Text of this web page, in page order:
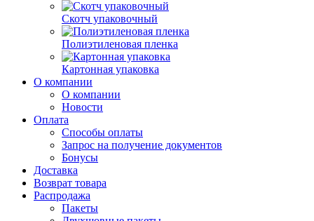
Скотч упаковочный
Полиэтиленовая пленка
Картонная упаковка
О компании
О компании
Новости
Оплата
Способы оплаты
Запрос на получение документов
Бонусы
Доставка
Возврат товара
Распродажа
Пакеты